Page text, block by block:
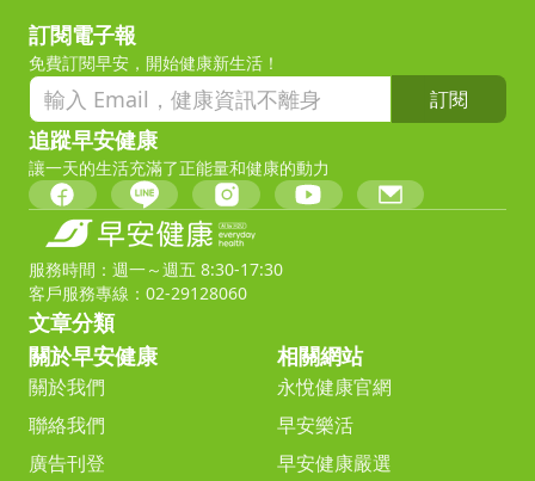
訂閱電子報
免費訂閱早安，開始健康新生活！
訂閱
追蹤早安健康
讓一天的生活充滿了正能量和健康的動力
服務時間：週一～週五 8:30-17:30
客戶服務專線：02-29128060
文章分類
關於早安健康
關於我們
聯絡我們
廣告刊登
相關網站
永悅健康官網
早安樂活
早安健康嚴選